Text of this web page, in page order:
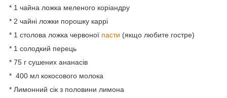
* 1 чайна ложка меленого коріандру
* 2 чайні ложки порошку каррі
* 1 столова ложка червоної пасти (якщо любите гостре)
* 1 солодкий перець
* 75 г сушених ананасів
* 400 мл кокосового молока
* Лимонний сік з половини лимона